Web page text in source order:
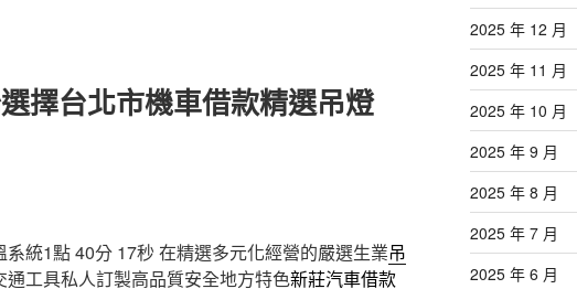
擇台北市機車借款精選吊燈
統1點 40分 17秒 在精選多元化經營的嚴選生業吊
工具私人訂製高品質安全地方特色新莊汽車借款
2025 年 12 月
2025 年 11 月
2025 年 10 月
2025 年 9 月
2025 年 8 月
2025 年 7 月
2025 年 6 月